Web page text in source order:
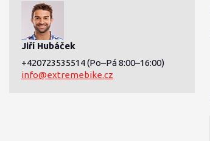
Jiří Hubáček
+420723535514(Po–Pá 8:00–16:00)
info@extremebike.cz